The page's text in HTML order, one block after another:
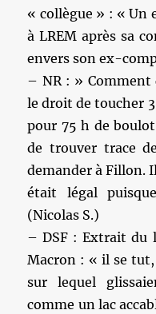
« collègue » : « Un
à LREM après sa
envers son ex-
– NR : » Comment
le droit de toucher
pour 75 h de
de trouver trace
demander à Fillon.
était légal
(Nicolas S.)
– DSF : Extrait du
Macron : « il se
sur lequel
comme un lac